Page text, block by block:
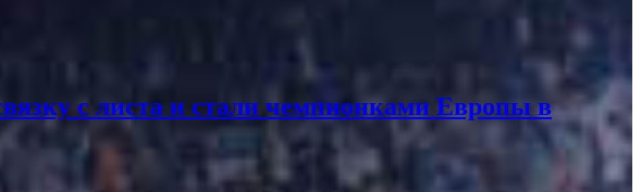
с листа и стали чемпионками Европы в